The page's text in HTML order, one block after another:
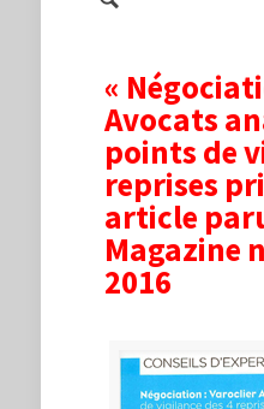
«
Avocats
points de
reprises
article
Magazine
2016